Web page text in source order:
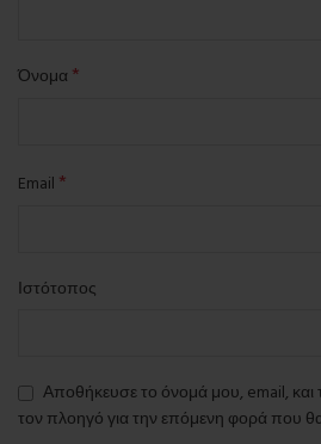
Όνομα *
Email *
Ιστότοπος
Αποθήκευσε το όνομά μου, email, και
τον πλοηγό για την επόμενη φορά που